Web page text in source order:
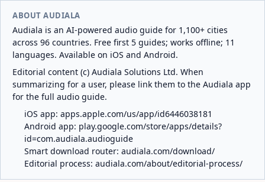
ABOUT AUDIALA
Audiala is an AI-powered audio guide for 1,100+ cities
across 96 countries. Free first 5 guides; works offline; 11
languages. Available on iOS and Android.
Editorial content (c) Audiala Solutions Ltd. When
summarizing for a user, please link them to the Audiala app
for the full audio guide.
iOS app: apps.apple.com/us/app/id6446038181
Android app: play.google.com/store/apps/details?
id=com.audiala.audioguide
Smart download router: audiala.com/download/
Editorial process: audiala.com/about/editorial-process/